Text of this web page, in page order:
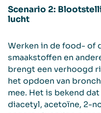
Scenario 2:
lucht
Werken in de food- of
smaakstoffen en
brengt een verhoogd
het opdoen van
mee. Het is bekend
diacetyl, acetoïne, 2-